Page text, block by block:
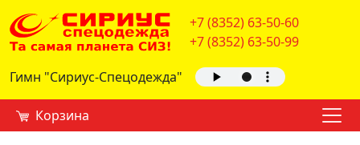
+7 (8352) 63-50-60
+7 (8352) 63-50-99
Гимн "Сириус-Спецодежда"
Корзина